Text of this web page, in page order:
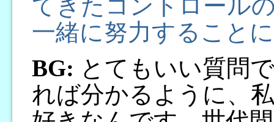
てきたコントロール
一緒に努力すること
BG: とてもいい質問
れば分かるように、